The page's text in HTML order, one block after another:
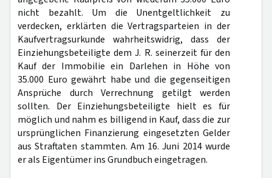
nicht bezahlt. Um die Unentgeltlichkeit zu
verdecken, erklärten die Vertragsparteien in der
Kaufvertragsurkunde wahrheitswidrig, dass der
Einziehungsbeteiligte dem J. R. seinerzeit für den
Kauf der Immobilie ein Darlehen in Höhe von
35.000 Euro gewährt habe und die gegenseitigen
Ansprüche durch Verrechnung getilgt werden
sollten. Der Einziehungsbeteiligte hielt es für
möglich und nahm es billigend in Kauf, dass die zur
ursprünglichen Finanzierung eingesetzten Gelder
aus Straftaten stammten. Am 16. Juni 2014 wurde
er als Eigentümer ins Grundbuch eingetragen.